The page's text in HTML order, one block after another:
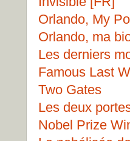
Orlando, My
Orlando, ma
Les derniers
Famous Last
Two Gates
Les deux
Nobel Prize